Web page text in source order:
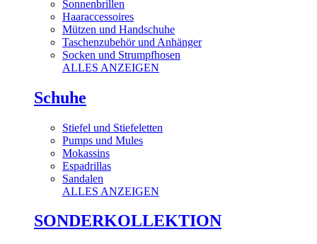
Sonnenbrillen
Haaraccessoires
Mützen und Handschuhe
Taschenzubehör und Anhänger
Socken und Strumpfhosen
ALLES ANZEIGEN
Schuhe
Stiefel und Stiefeletten
Pumps und Mules
Mokassins
Espadrillas
Sandalen
ALLES ANZEIGEN
SONDERKOLLEKTION